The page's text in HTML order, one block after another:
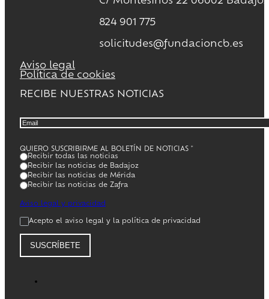
824 901 775
solicitudes@fundacioncb.es
Aviso legal
Política de cookies
RECIBE NUESTRAS NOTICIAS
QUIERO SUSCRIBIRME AL BOLETÍN DE NOTICIAS *
Recibir todas las noticias
Recibir las noticias de Badajoz
Recibir las noticias de Mérida
Recibir las noticias de Zafra
Aviso legal y privacidad
Acepto el aviso legal y la política de privacidad
SUSCRÍBETE